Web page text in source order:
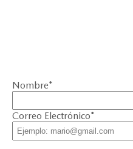
Nombre*
Correo Electrónico*